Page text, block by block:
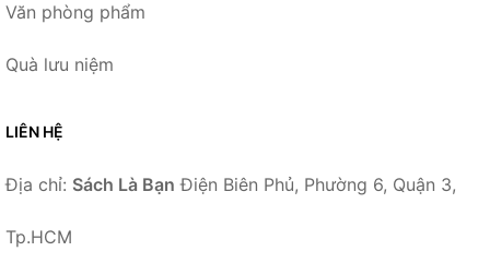
Văn phòng phẩm
Quà lưu niệm
LIÊN HỆ
Địa chỉ: Sách Là Bạn Điện Biên Phủ, Phường 6, Quận 3,
Tp.HCM